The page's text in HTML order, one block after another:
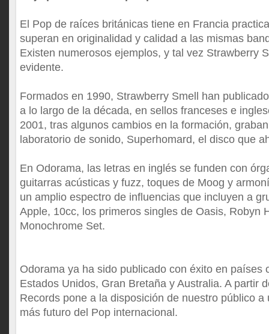
El Pop de raíces británicas tiene en Francia
superan en originalidad y calidad a las mismas
Existen numerosos ejemplos, y tal vez Strawberry
evidente.
Formados en 1990, Strawberry Smell han
a lo largo de la década, en sellos franceses e
2001, tras algunos cambios en la formación,
laboratorio de sonido, Superhomard, el disco que
En Odorama, las letras en inglés se funden con
guitarras acústicas y fuzz, toques de Moog y
un amplio espectro de influencias que incluyen a
Apple, 10cc, los primeros singles de Oasis, Robyn
Monochrome Set.
Odorama ya ha sido publicado con éxito en países
Estados Unidos, Gran Bretaña y Australia. A partir
Records pone a la disposición de nuestro público
más futuro del Pop internacional.